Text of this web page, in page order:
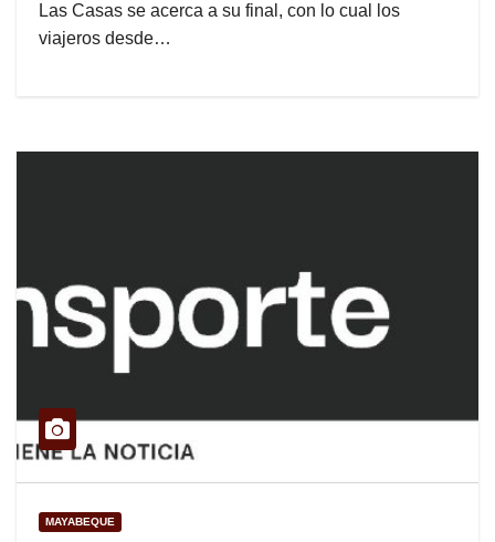
Las Casas se acerca a su final, con lo cual los
viajeros desde…
MAYABEQUE